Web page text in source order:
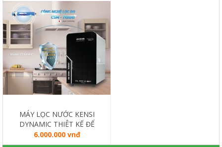
MÁY LỌC NƯỚC KENSI
DYNAMIC THIÊT KẾ ĐỂ
GẦM CÔNG SUẤT 20L/H
6.000.000 vnđ